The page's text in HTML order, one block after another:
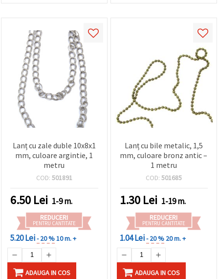
Lanț cu zale duble 10x8x1
mm, culoare argintie, 1
metru
COD: 501891
6.50 Lei 1-9 m.
REDUCERI
PENTRU CANTITATE
5.20 Lei- 20 %10 m. +
ADAUGA IN COS
Lanț cu bile metalic, 1,5
mm, culoare bronz antic –
1 metru
COD: 501685
1.30 Lei 1-19 m.
REDUCERI
PENTRU CANTITATE
1.04 Lei- 20 % 20 m. +
ADAUGA IN COS